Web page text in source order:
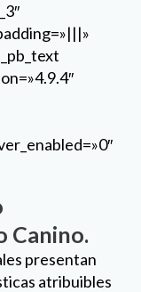
Canino.
presentan
atribuibles